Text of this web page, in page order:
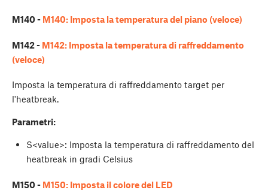
M140 - M140: Imposta la temperatura del piano (veloce)
M142 - M142: Imposta la temperatura di raffreddamento
(veloce)
Imposta la temperatura di raffreddamento target per
l'heatbreak.
Parametri:
S<value>: Imposta la temperatura di raffreddamento del
heatbreak in gradi Celsius
M150 - M150: Imposta il colore del LED